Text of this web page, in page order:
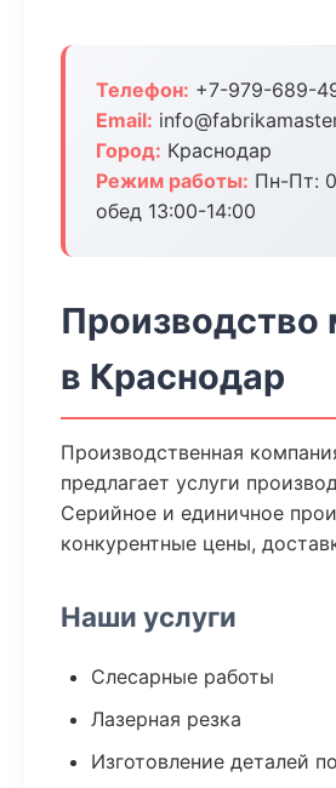
Телефон: +7-979-689-
Email:
Город: Краснодар
Режим работы: Пн-Пт:
обед 13:00-14:00
Производство
в Краснодар
Производственная
предлагает услуги
Серийное и единичное
конкурентные цены,
Наши услуги
Слесарные работы
Лазерная резка
Изготовление деталей